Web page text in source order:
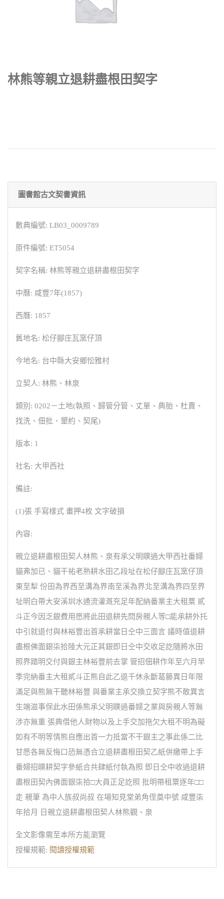
林熊等親立退耕盡根田契字
圖書館古文契書資訊
數典編號: LB03_0009789
原件編號: ET5054
契字名稱: 林熊等親立退耕盡根田契字
中曆: 咸豐7年(1857)
西曆: 1857
舊地名: 松仔腳庄瓦窯仔頂
今地名: 台中縣大安鄉忪雅村
立契人: 林熊、林泉
類別: 0202－土地(執照、歸管分管、丈單、典胎、杜賣、
找洗、佃批、墾約、契尾)
版本: 1
社名: 大甲西社
備註:
(1)張 手寫樣式 畫押4枚 文字破損
內容:
親立退耕盡根田契人林熊、泉有承父明贌過大甲西社番婦
貓弗加已、貓干祐老熟耕水田乙段址在松仔腳庄瓦窯仔頂
東至犁 份田為界西至溝為界南至溪為界北至溝為界四至界
址明白帶大安溪圳水通流灌溉充足年配納番業主大租粟 貳
斗正今因乏銀費用愿將此田退耕先問房親人等□能承耕外托
中引就退付與林裕豐出首承耕當日仝中三面言 議時值退耕
盡根佛面銀柒拾陸大元正其銀即日仝中交收足訖隨將水田
照界踏明交付與銀主林裕豐前去掌 管招佃耕作年至六月早
季完納番主大租貳斗正熊自此乙退千休永斷葛籐異日年限
滿足與熊無干聽林裕豐 與番業主承交換立契字熊不敢異言
生端滋事保此水田係熊承父明贌過番婦之業與房親人等無
涉亦無重 張典借他人財物以及上手交加拖欠大租不明為礙
如有不明等情熊自應出首一力抵當不干銀主之事此係二比
甘愿各無反悔口恐無憑合立退耕盡根田契乙紙併繳帶上手
番婦招贌耕契字參紙合共肆紙付執為照 即日仝中收過退耕
盡根田契內佛面銀柒拾□大員正足訖照 批明帶租粟逐年□□
走 親筆 為中人族叔尚叔 在場知見堂弟角侄奠中號 咸豐柒
年拾月 日親立退耕盡根田契人林熊觀、泉
全文影像需至本所方能瀏覽
授權規範: 閱讀授權規範